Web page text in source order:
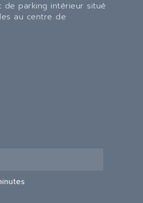
de parking intérieur situé
au centre de